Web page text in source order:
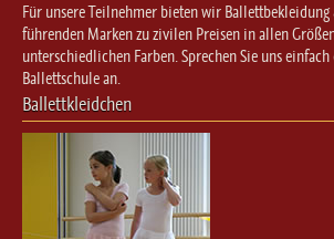
Für unsere Teilnehmer bieten wir Ballettbekleidung
führenden Marken zu zivilen Preisen in allen
unterschiedlichen Farben. Sprechen Sie uns
Ballettschule an.
Ballettkleidchen